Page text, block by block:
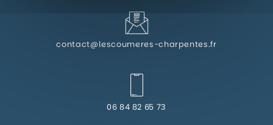
contact@lescoumeres-charpentes.fr
06 84 82 65 73